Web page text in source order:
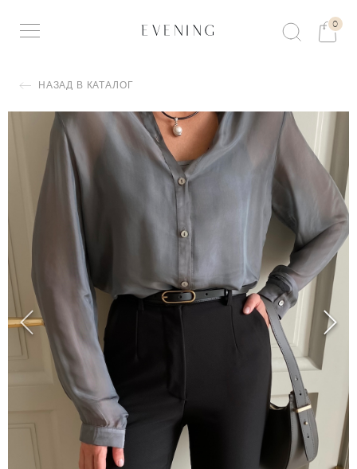
0
НАЗАД В КАТАЛОГ